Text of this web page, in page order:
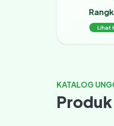
Lihat
KATALOG